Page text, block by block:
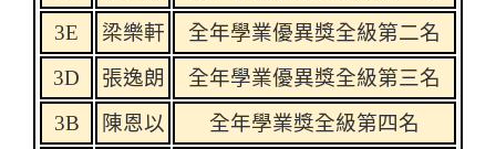
3E
梁樂軒
全年學業優異獎全級第二名
3D
張逸朗
全年學業優異獎全級第三名
3B
陳恩以
全年學業獎全級第四名